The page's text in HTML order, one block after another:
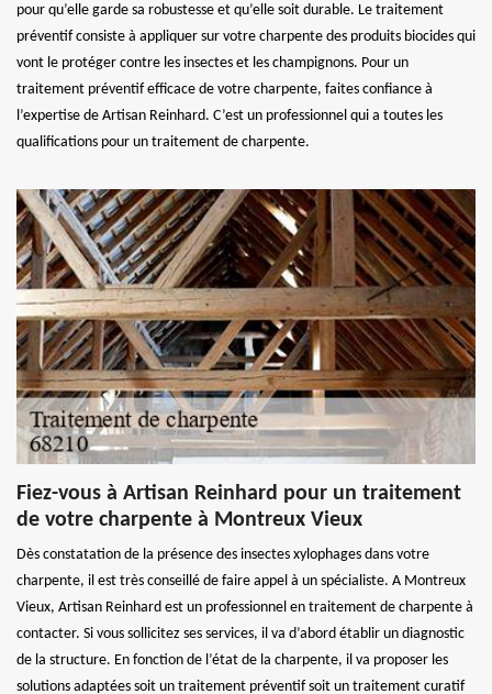
pour qu’elle garde sa robustesse et qu’elle soit durable. Le traitement
préventif consiste à appliquer sur votre charpente des produits biocides qui
vont le protéger contre les insectes et les champignons. Pour un
traitement préventif efficace de votre charpente, faites confiance à
l’expertise de Artisan Reinhard. C’est un professionnel qui a toutes les
qualifications pour un traitement de charpente.
Fiez-vous à Artisan Reinhard pour un traitement
de votre charpente à Montreux Vieux
Dès constatation de la présence des insectes xylophages dans votre
charpente, il est très conseillé de faire appel à un spécialiste. A Montreux
Vieux, Artisan Reinhard est un professionnel en traitement de charpente à
contacter. Si vous sollicitez ses services, il va d’abord établir un diagnostic
de la structure. En fonction de l’état de la charpente, il va proposer les
solutions adaptées soit un traitement préventif soit un traitement curatif